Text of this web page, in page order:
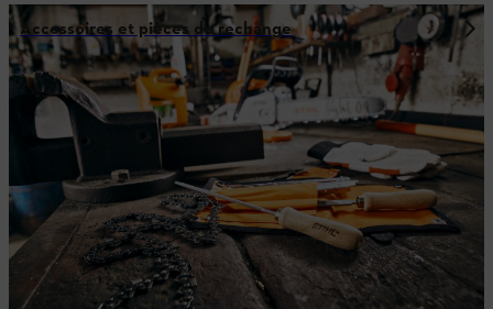
Accessoires et pièces de rechange